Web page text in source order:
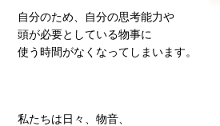
自分のため、自分の思考能力や
頭が必要としている物事に
使う時間がなくなってしまいます。
私たちは日々、物音、